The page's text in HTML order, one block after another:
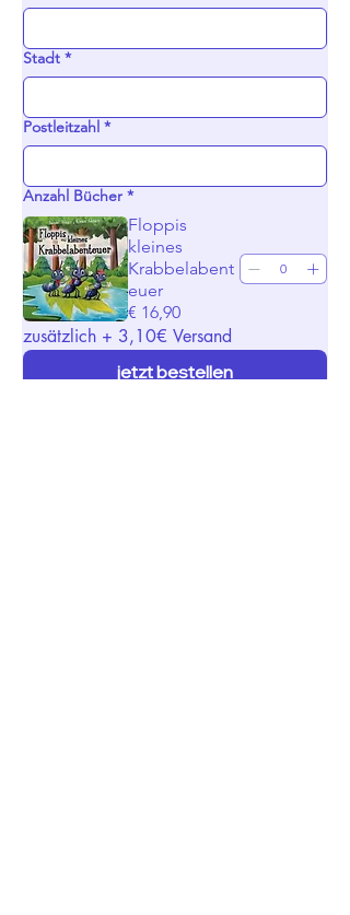
Stadt *
Postleitzahl *
Anzahl Bücher *
Floppis
kleines
Krabbelabent
euer
€ 16,90
zusätzlich + 3,10€ Versand
jetzt bestellen